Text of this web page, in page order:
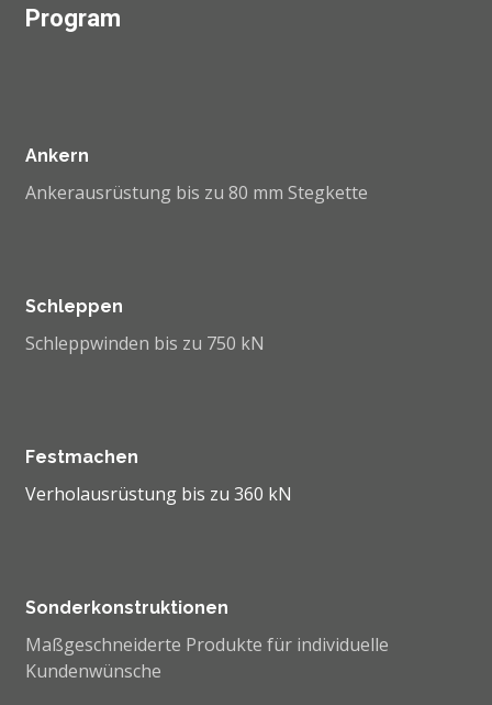
Program
Ankern
Ankerausrüstung bis zu 80 mm Stegkette
Schleppen
Schleppwinden bis zu 750 kN
Festmachen
Verholausrüstung bis zu 360 kN
Sonderkonstruktionen
Maßgeschneiderte Produkte für individuelle
Kundenwünsche